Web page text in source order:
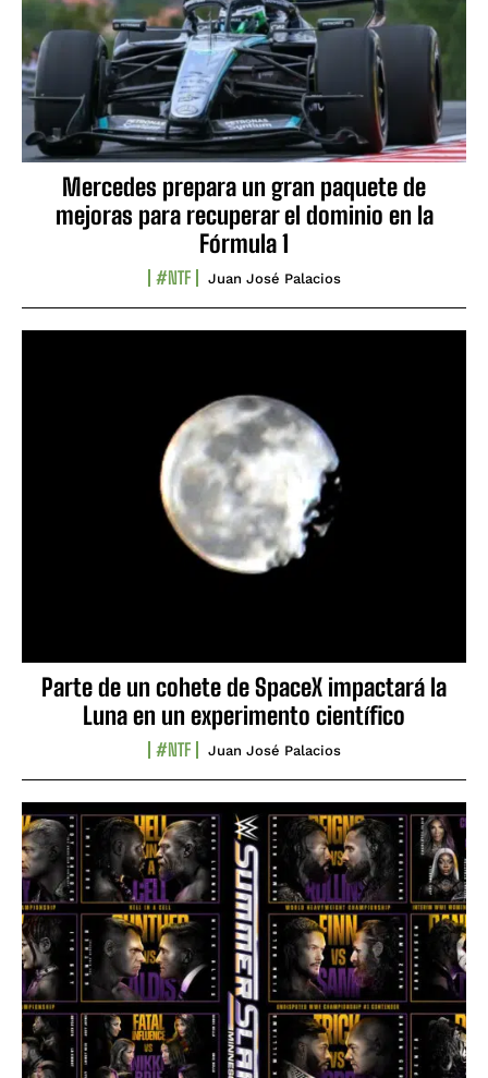
Mercedes prepara un gran paquete de
mejoras para recuperar el dominio en la
Fórmula 1
#NTF Juan José Palacios
Parte de un cohete de SpaceX impactará la
Luna en un experimento científico
#NTF Juan José Palacios